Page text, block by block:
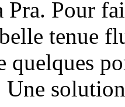
Pra. Pour
tenue
quelques